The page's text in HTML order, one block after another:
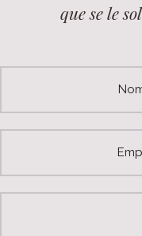
que se le